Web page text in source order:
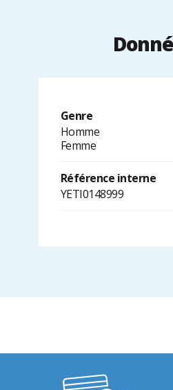
Genre
Homme
Femme
Référence interne
YETI0148999